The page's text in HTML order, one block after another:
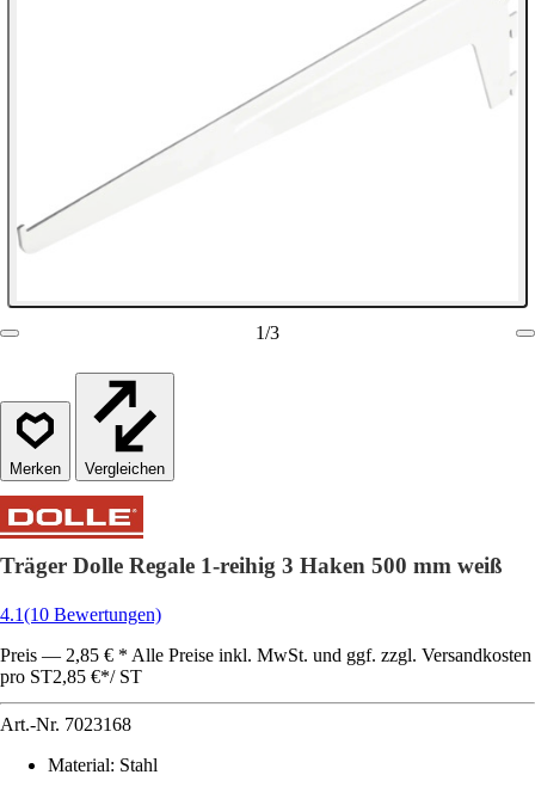
1/3
Vergleichen
Träger Dolle Regale 1-reihig 3 Haken 500 mm weiß
4.1(10 Bewertungen)
Preis — 2,85 € * Alle Preise inkl. MwSt. und ggf. zzgl. Versandkosten
pro ST2,85 €*/ ST
Art.-Nr. 7023168
Material: Stahl